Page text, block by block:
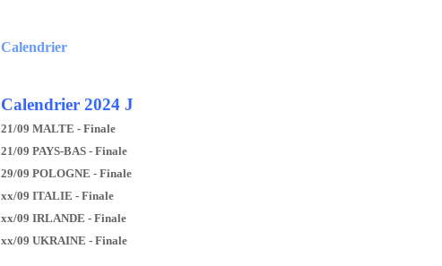
Calendrier
Calendrier 2024 J
21/09 MALTE - Finale
21/09 PAYS-BAS - Finale
29/09 POLOGNE - Finale
xx/09 ITALIE - Finale
xx/09 IRLANDE - Finale
xx/09 UKRAINE - Finale